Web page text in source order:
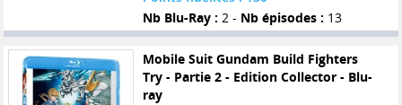
Nb Blu-Ray : 2 - Nb épisodes : 13
Mobile Suit Gundam Build Fighters
Try - Partie 2 - Edition Collector - Blu-
ray